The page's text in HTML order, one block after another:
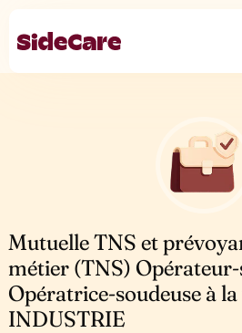
Mutuelle TNS et
métier (TNS)
Opératrice-soudeuse à la
INDUSTRIE